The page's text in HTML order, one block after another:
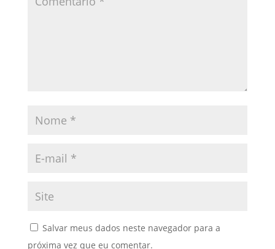
Salvar meus dados neste navegador para a
próxima vez que eu comentar.